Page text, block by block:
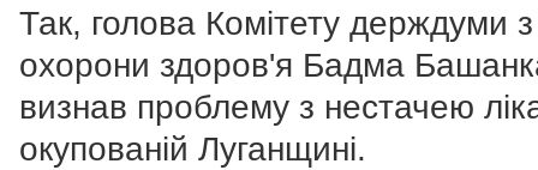
Так, голова Комітету держдуми з
охорони здоров'я Бадма
визнав проблему з нестачею
окупованій Луганщині.